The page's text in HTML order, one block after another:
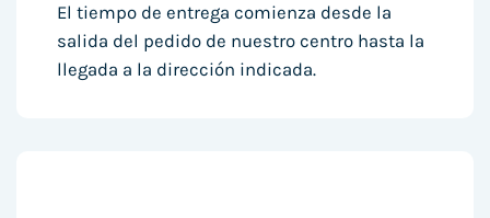
El tiempo de entrega comienza desde la
salida del pedido de nuestro centro hasta la
llegada a la dirección indicada.